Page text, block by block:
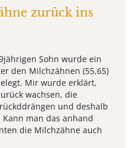
zurück ins
Sohn wurde ein
den Milchzähnen (55,65)
Mir wurde erklärt,
wachsen, die
und deshalb
man das anhand
die Milchzähne auch